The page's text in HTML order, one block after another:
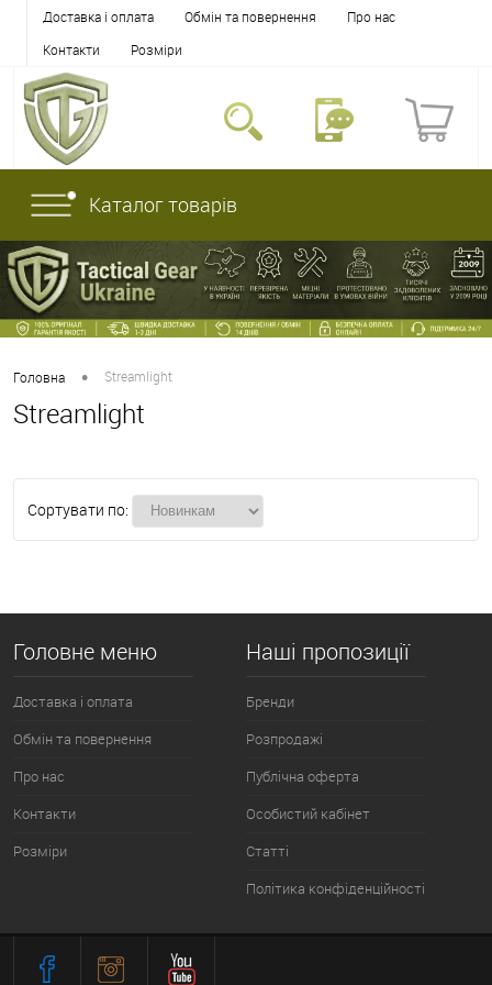
Доставка і оплата Обмін та повернення
Про нас
Контакти
Розміри
Каталог товарів
Головна • Streamlight
Streamlight
Сортувати по:
Головне меню
Доставка і оплата
Обмін та повернення
Про нас
Контакти
Розміри
Наші пропозиції
Бренди
Розпродажі
Публічна оферта
Особистий кабінет
Статті
Політика конфіденційності